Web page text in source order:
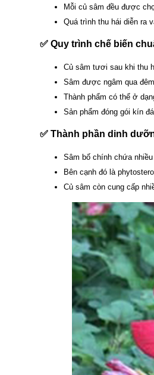
Mỗi củ sâm đều được
Quá trình thu hái diễn ra
✅ Quy trình chế biến
Củ sâm tươi sau khi thu
Sâm được ngâm qua
Thành phẩm có thể ở
Sản phẩm đóng gói kín
✅ Thành phần dinh
Sâm bố chính chứa
Bên cạnh đó là
Củ sâm còn cung cấp